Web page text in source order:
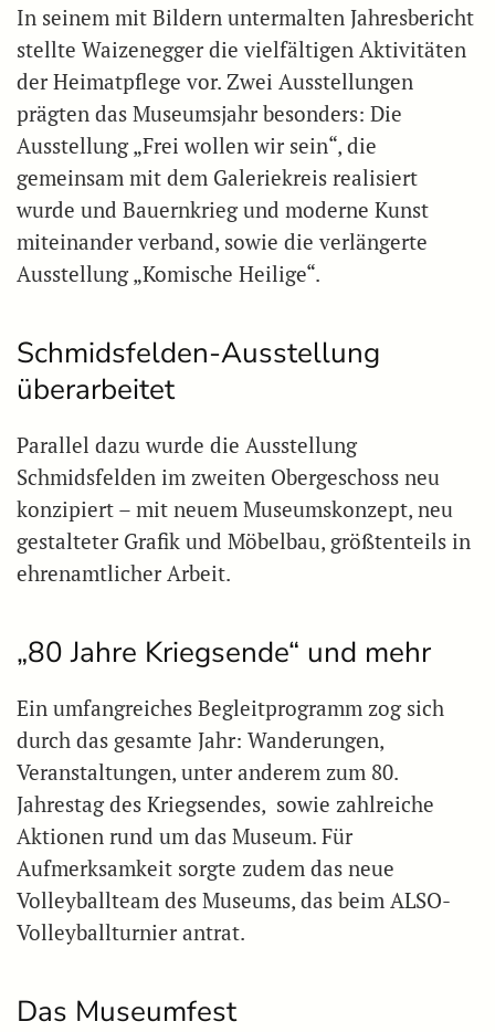
In seinem mit Bildern untermalten Jahresbericht
stellte Waizenegger die vielfältigen Aktivitäten
der Heimatpflege vor. Zwei Ausstellungen
prägten das Museumsjahr besonders: Die
Ausstellung „Frei wollen wir sein“, die
gemeinsam mit dem Galeriekreis realisiert
wurde und Bauernkrieg und moderne Kunst
miteinander verband, sowie die verlängerte
Ausstellung „Komische Heilige“.
Schmidsfelden-Ausstellung
überarbeitet
Parallel dazu wurde die Ausstellung
Schmidsfelden im zweiten Obergeschoss neu
konzipiert – mit neuem Museumskonzept, neu
gestalteter Grafik und Möbelbau, größtenteils in
ehrenamtlicher Arbeit.
„80 Jahre Kriegsende“ und mehr
Ein umfangreiches Begleitprogramm zog sich
durch das gesamte Jahr: Wanderungen,
Veranstaltungen, unter anderem zum 80.
Jahrestag des Kriegsendes, sowie zahlreiche
Aktionen rund um das Museum. Für
Aufmerksamkeit sorgte zudem das neue
Volleyballteam des Museums, das beim ALSO-
Volleyballturnier antrat.
Das Museumfest